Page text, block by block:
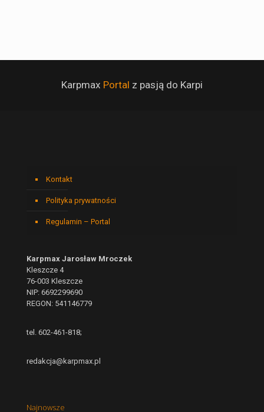
Karpmax Portal z pasją do Karpi
Kontakt
Polityka prywatności
Regulamin – Portal
Karpmax Jarosław Mroczek
Kleszcze 4
76-003 Kleszcze
NIP: 6692299690
REGON: 541146779
tel. 602-461-818;
redakcja@karpmax.pl
Najnowsze